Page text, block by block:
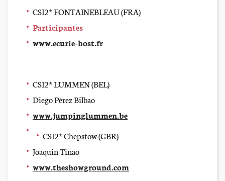
CSI2* FONTAINEBLEAU (FRA)
Participantes
www.ecurie-bost.fr
CSI2* LUMMEN (BEL)
Diego Pérez Bilbao
www.jumpinglummen.be
CSI2*Chepstow(GBR)
Joaquin Tinao
www.theshowground.com